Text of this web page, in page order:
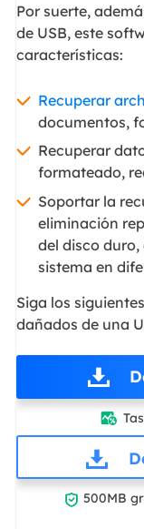
Por suerte,
de USB, este
características:
Recuperar
documentos,
Recuperar
formateado,
Soportar la
eliminación
del disco
sistema en
Siga los
dañados de una

 500MB